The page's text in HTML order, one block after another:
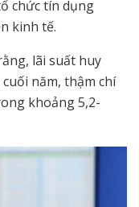
chức tín dụng
kinh tế.
lãi suất huy
năm, thậm chí
khoảng 5,2-